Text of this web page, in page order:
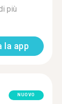
più
la app
NUOVO